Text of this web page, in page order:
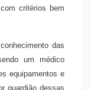
critérios bem
das
um médico
equipamentos e
guardião dessas